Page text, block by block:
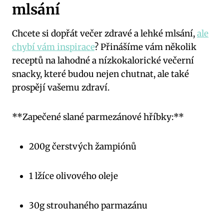
mlsání
Chcete si dopřát večer zdravé a lehké mlsání,ale
chybí vám inspirace? Přinášíme vám několik
receptů na lahodné a nízkokalorické večerní
snacky, které budou nejen chutnat, ale také
prospějí vašemu zdraví.
**Zapečené slané parmezánové hříbky:**
200g čerstvých žampiónů
1 lžíce olivového oleje
30g strouhaného parmazánu